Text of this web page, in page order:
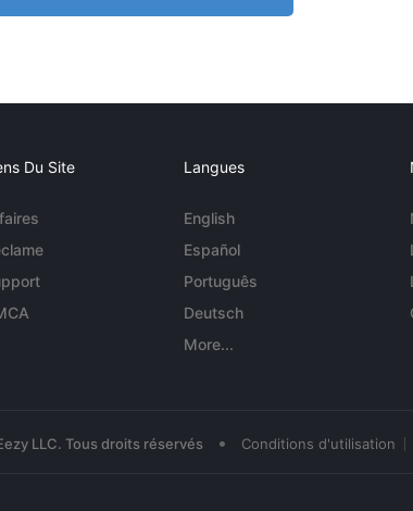
Du Site Langues
English
Español
Português
Deutsch
More...
LLC. Tous droits réservés • Conditions d'utilisation